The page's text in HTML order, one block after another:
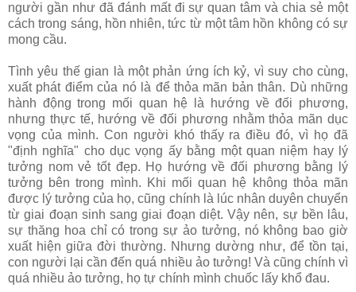
người gần như đã đánh mất đi sự quan tâm và chia sẻ một
cách trong sáng, hồn nhiên, tức từ một tâm hồn không có sự
mong cầu.
Tình yêu thế gian là một phản ứng ích kỷ, vì suy cho cùng,
xuất phát điểm của nó là để thỏa mãn bản thân. Dù những
hành động trong mối quan hệ là hướng về đối phương,
nhưng thực tế, hướng về đối phương nhằm thỏa mãn dục
vọng của mình. Con người khó thấy ra điều đó, vì họ đã
"định nghĩa" cho dục vọng ấy bằng một quan niệm hay lý
tưởng nom vẻ tốt đẹp. Họ hướng về đối phương bằng lý
tưởng bên trong mình. Khi mối quan hệ không thỏa mãn
được lý tưởng của họ, cũng chính là lúc nhân duyên chuyển
từ giai đoạn sinh sang giai đoạn diệt. Vậy nên, sự bền lâu,
sự thăng hoa chỉ có trong sự ảo tưởng, nó không bao giờ
xuất hiện giữa đời thường. Nhưng dường như, để tồn tại,
con người lại cần đến quá nhiều ảo tưởng! Và cũng chính vì
quá nhiều ảo tưởng, họ tự chính mình chuốc lấy khổ đau.